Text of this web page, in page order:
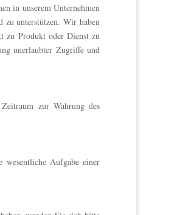
in unserem Unternehmen
zu unterstützen. Wir haben
zu Produkt oder Dienst zu
unerlaubter Zugriffe und
zur Wahrung des
wesentliche Aufgabe einer